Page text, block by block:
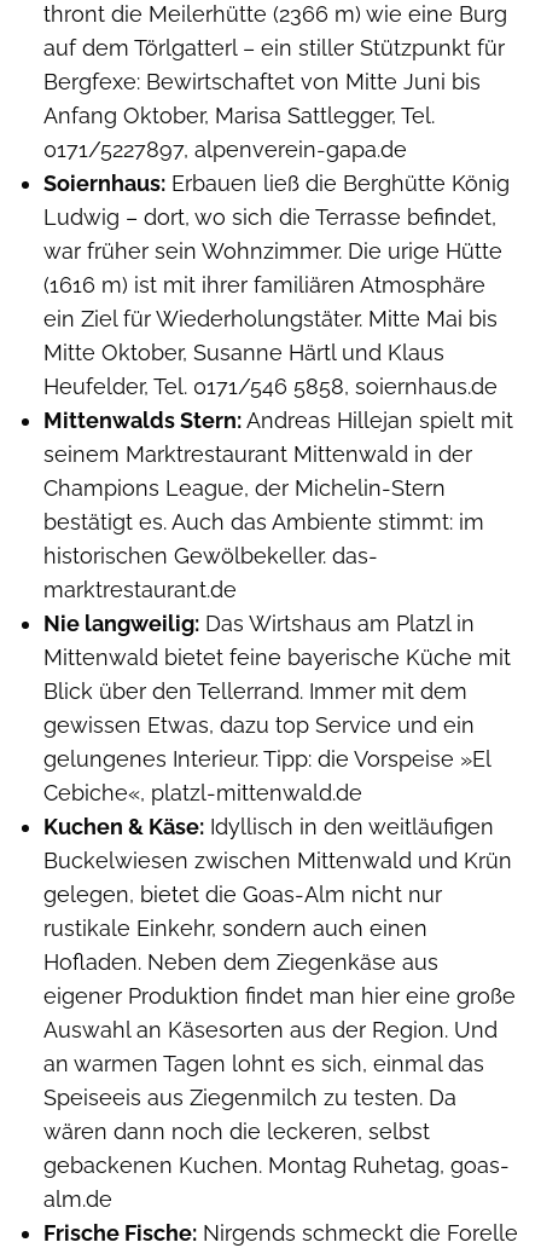
thront die Meilerhütte (2366 m) wie eine Burg
auf dem Törlgatterl – ein stiller Stützpunkt für
Bergfexe: Bewirtschaftet von Mitte Juni bis
Anfang Oktober, Marisa Sattlegger, Tel.
0171/5227897, alpenverein-gapa.de
Soiernhaus: Erbauen ließ die Berghütte König
Ludwig – dort, wo sich die Terrasse befindet,
war früher sein Wohnzimmer. Die urige Hütte
(1616 m) ist mit ihrer familiären Atmosphäre
ein Ziel für Wiederholungstäter. Mitte Mai bis
Mitte Oktober, Susanne Härtl und Klaus
Heufelder, Tel. 0171/546 5858, soiernhaus.de
Mittenwalds Stern:Andreas Hillejan spielt mit
seinem Marktrestaurant Mittenwald in der
Champions League, der Michelin-Stern
bestätigt es. Auch das Ambiente stimmt: im
historischen Gewölbekeller. das-
marktrestaurant.de
Nie langweilig: Das Wirtshaus am Platzl in
Mittenwald bietet feine bayerische Küche mit
Blick über den Tellerrand. Immer mit dem
gewissen Etwas, dazu top Service und ein
gelungenes Interieur. Tipp: die Vorspeise »El
Cebiche«, platzl-mittenwald.de
Kuchen & Käse: Idyllisch in den weitläufigen
Buckelwiesen zwischen Mittenwald und Krün
gelegen, bietet die Goas-Alm nicht nur
rustikale Einkehr, sondern auch einen
Hofladen. Neben dem Ziegenkäse aus
eigener Produktion findet man hier eine große
Auswahl an Käsesorten aus der Region. Und
an warmen Tagen lohnt es sich, einmal das
Speiseeis aus Ziegenmilch zu testen. Da
wären dann noch die leckeren, selbst
gebackenen Kuchen. Montag Ruhetag, goas-
alm.de
Frische Fische: Nirgends schmeckt die Forelle